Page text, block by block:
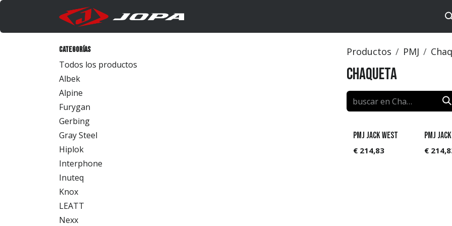
Ir al contenido
Categorías
Todos los productos
Albek
Alpine
Furygan
Gerbing
Gray Steel
Hiplok
Interphone
Inuteq
Knox
LEATT
Nexx
Productos PMJ
Chaqueta
PMJ Jack West
€ 214,83
PMJ
€